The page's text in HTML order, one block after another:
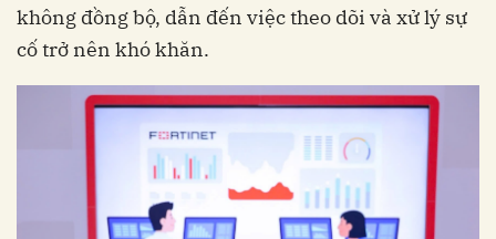
không đồng bộ, dẫn đến việc theo dõi và xử lý sự
cố trở nên khó khăn.